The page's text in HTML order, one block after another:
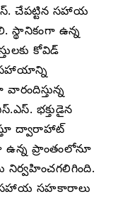
చేపట్టిన సహాయ
స్థానికంగా ఉన్న
కోవిడ్
సహాయాన్ని
భక్తుడైన
ద్వారాహాట్
ప్రాంతంలోనూ
నిర్వహించగలిగింది.
సహాయ సహకారాలు